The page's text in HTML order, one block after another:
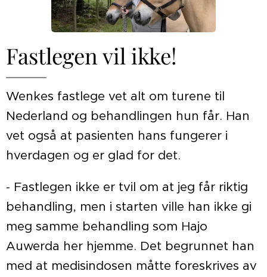
Fastlegen vil ikke!
Wenkes fastlege vet alt om turene til
Nederland og behandlingen hun får. Han
vet også at pasienten hans fungerer i
hverdagen og er glad for det.
- Fastlegen ikke er tvil om at jeg får riktig
behandling, men i starten ville han ikke gi
meg samme behandling som Hajo
Auwerda her hjemme. Det begrunnet han
med at medisindosen måtte foreskrives av